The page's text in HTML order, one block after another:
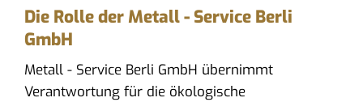
Die Rolle der Metall - Service Berli
GmbH
Metall - Service Berli GmbH übernimmt
Verantwortung für die ökologische